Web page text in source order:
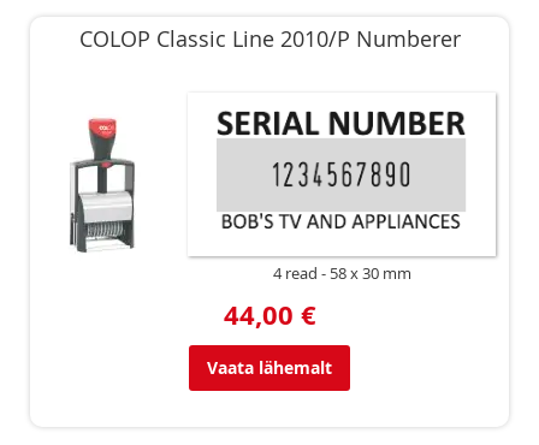
COLOP Classic Line 2010/P Numberer
4 read 58 x 30 mm
44,00 €
Vaata lähemalt